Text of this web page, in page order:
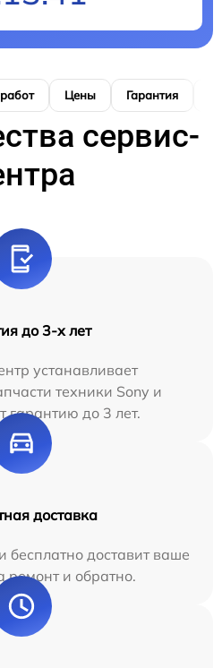
Цены Гарантия
сервис-
до 3-х лет
устанавливает
техники Sony и
гарантию до 3 лет.
доставка
доставит ваше
ремонт и обратно.